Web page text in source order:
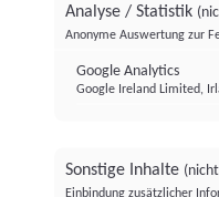
Analyse / Statistik
Anonyme Auswertung zur
Google Analytics
Google Ireland Limited,
Sonstige Inhalte
Einbindung zusätzlicher